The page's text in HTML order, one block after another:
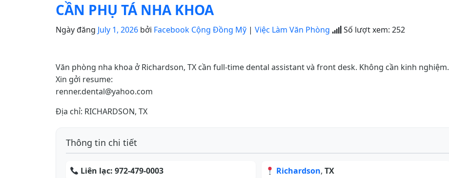
CẦN PHỤ TÁ NHA KHOA
Ngày đăng July 1, 2026 bởi Facebook Cộng Đồng Mỹ | Việc Làm Văn Phòng Số lượt xem: 252
Văn phòng nha khoa ở Richardson, TX cần full-time dental assistant và front desk. Không cần kinh nghiệm.
Xin gởi resume:
renner.dental@yahoo.com
Địa chỉ: RICHARDSON, TX
Thông tin chi tiết
Liên lạc:972-479-0003 Richardson, TX